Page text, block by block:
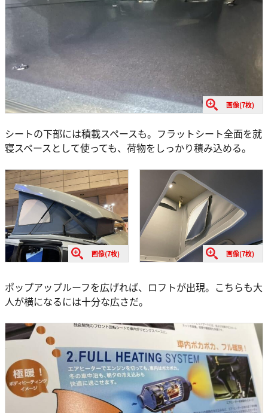
画像(7枚)
シートの下部には積載スペースも。フラットシート全面を就
寝スペースとして使っても、荷物をしっかり積み込める。
画像(7枚) 画像(7枚)
ポップアップルーフを広げれば、ロフトが出現。こちらも大
人が横になるには十分な広さだ。